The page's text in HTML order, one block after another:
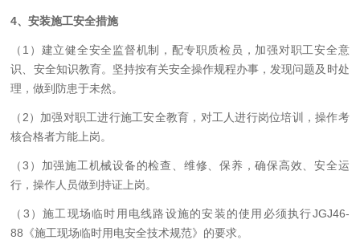
4、安装施工安全措施
（1） 建立健全安全监督机制，配专职质检员，加强对职工安全意
识、安全知识教育。坚持按有关安全操作规程办事，发现问题及时处
理，做到防患于未然。
（2） 加强对职工进行施工安全教育，对工人进行岗位培训，操作考
核合格者方能上岗。
（3） 加强施工机械设备的检查、维修、保养，确保高效、安全运
行，操作人员做到持证上岗。
（3）施工现场临时用电线路设施的安装的使用必须执行JGJ46-
88《施工现场临时用电安全技术规范》的要求。